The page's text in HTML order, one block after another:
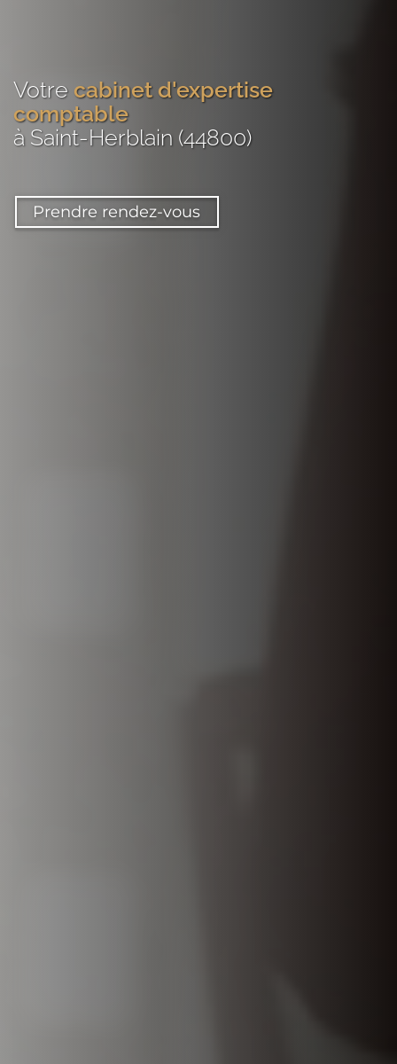
Votre cabinet d'expertise
comptable
à Saint-Herblain (44800)
Prendre rendez-vous